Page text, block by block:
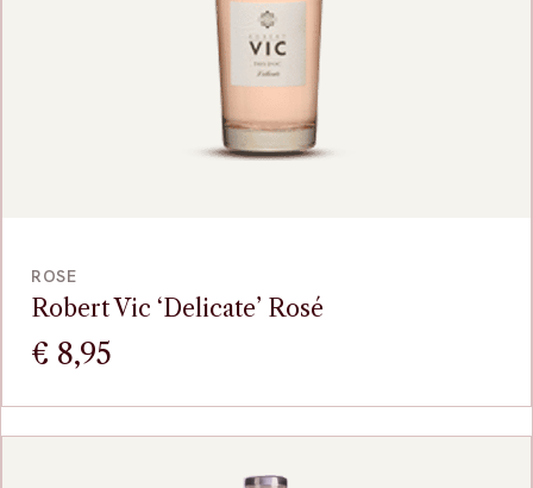
ROSE
Robert Vic ‘Delicate’ Rosé
€ 8,95